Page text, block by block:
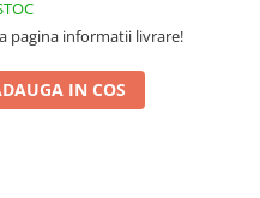
pagina informatii livrare!
IN COS